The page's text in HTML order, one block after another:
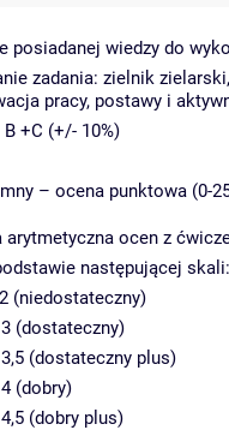
posiadanej wiedzy do
zadania: zielnik
pracy, postawy i
B +C (+/- 10%)
– ocena punktowa (0-
ocen z
następującej skali:
(niedostateczny)
(dostateczny)
(dostateczny plus)
(dobry)
(dobry plus)